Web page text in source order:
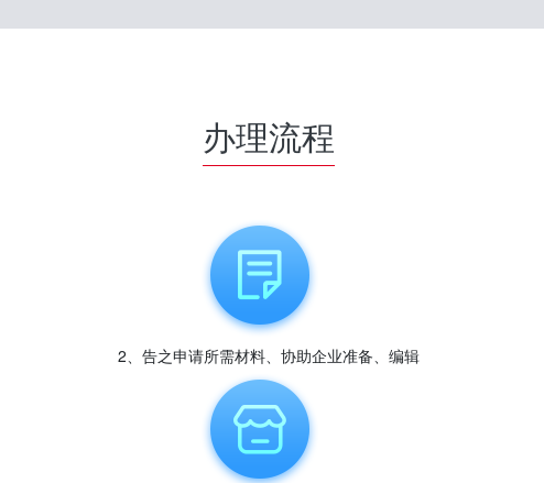
办理流程
2、告之申请所需材料、协助企业准备、编辑